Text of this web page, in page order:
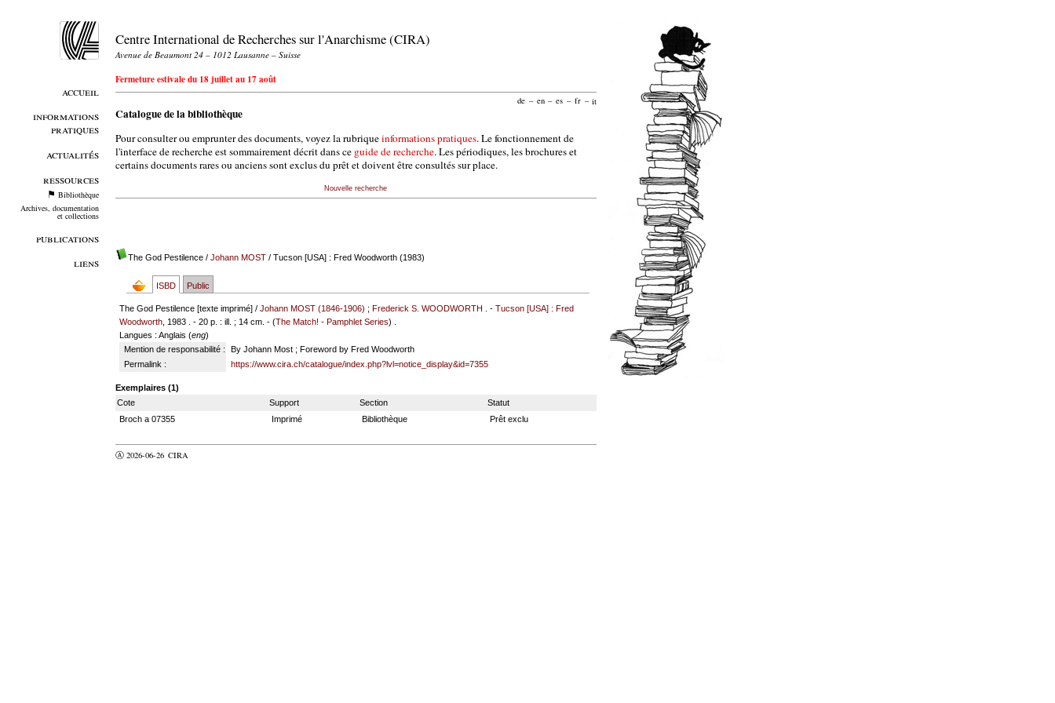
accueil
informations
pratiques
actualités
ressources
Bibliothèque
Archives, documentation
et collections
publications
liens
Centre International de Recherches sur l'Anarchisme (CIRA)
Avenue de Beaumont 24 – 1012 Lausanne – Suisse
Fermeture estivale du 18 juillet au 17 août
de – en – es – fr – it
Catalogue de la bibliothèque
Pour consulter ou emprunter des documents, voyez la rubriqueinformations pratiques. Le fonctionnement de
l'interface de recherche est sommairement décrit dans ce guide de recherche. Les périodiques, les brochures et
certains documents rares ou anciens sont exclus du prêt et doivent être consultés sur place.
Nouvelle recherche
The God Pestilence/ Johann MOST/ Tucson [USA] : Fred Woodworth (1983)
ISBD Public
The God Pestilence [texte imprimé] /Johann MOST (1846-1906) ;Frederick S. WOODWORTH . -Tucson [USA] : Fred
Woodworth , 1983 . - 20 p. : ill. ; 14 cm. - (The Match! - Pamphlet Series) .
Langues : Anglais (eng)
Mention de responsabilité :
By Johann Most ; Foreword by Fred Woodworth
Permalink :
https://www.cira.ch/catalogue/index.php?lvl=notice_display&id=7355
Exemplaires (1)
Cote
Support Section
Statut
Broch a 07355
Imprimé Bibliothèque Prêt exclu
Ⓐ 2026-06-26 CIRA